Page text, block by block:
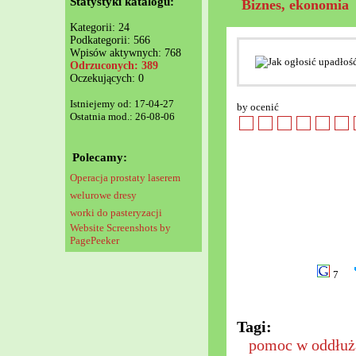
Kategorii: 24
Podkategorii: 566
Wpisów aktywnych: 768
Odrzuconych: 389
Oczekujących: 0
Istniejemy od: 17-04-27
Ostatnia mod.: 26-08-06
Polecamy:
Operacja prostaty laserem
welurowe dresy
worki do pasteryzacji
Website Screenshots by
PagePeeker
Biznes, ekonomia
by ocenić
7
Tagi:
pomoc w